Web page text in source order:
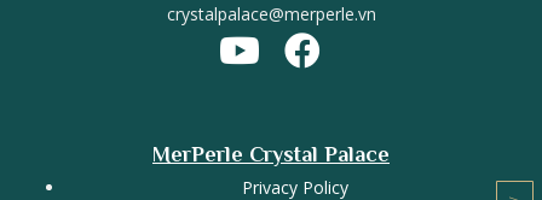
crystalpalace@merperle.vn
MerPerle Crystal Palace
Privacy Policy